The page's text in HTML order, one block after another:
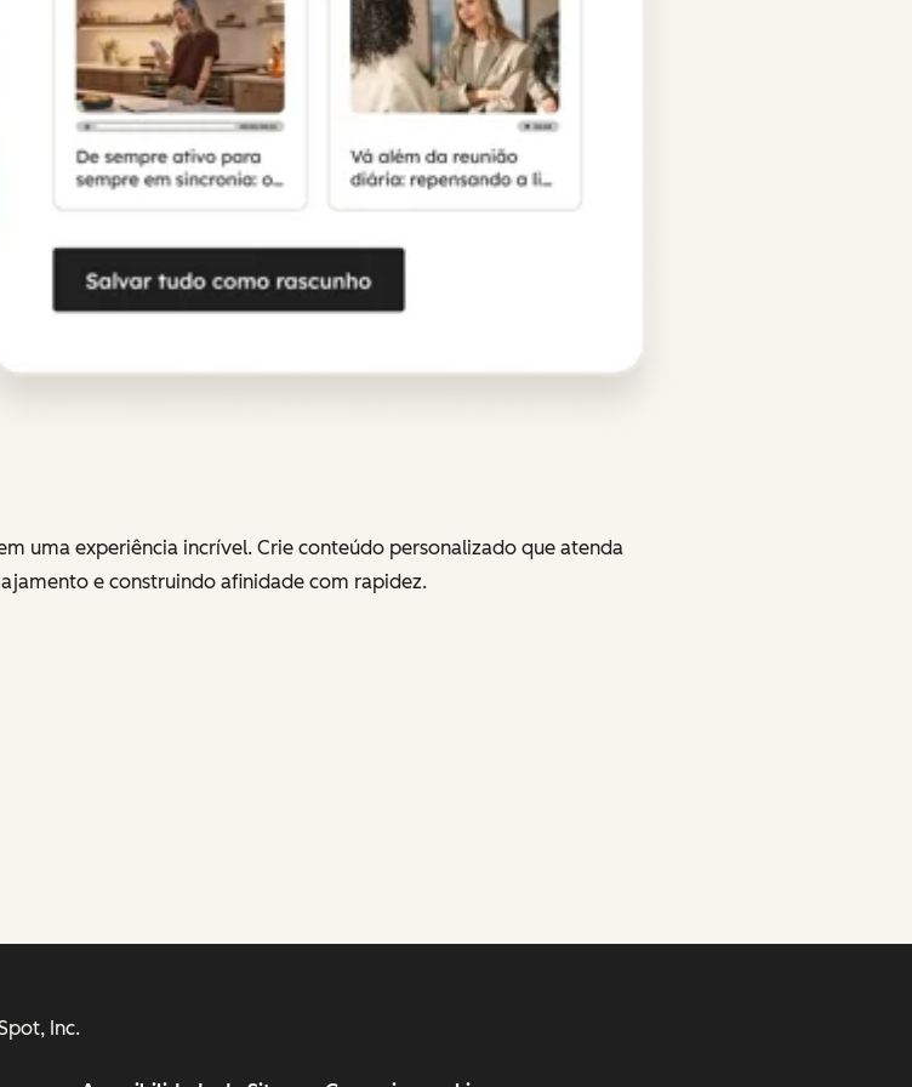
uma experiência incrível. Crie conteúdo personalizado que atenda
e construindo afinidade com rapidez.
Inc.